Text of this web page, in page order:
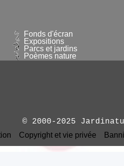
Fonds d'écran
Expositions
Parcs et jardins
Poèmes nature
© 2000-2025
Copyright et vie privée